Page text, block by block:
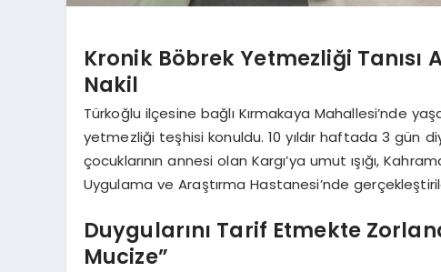
Kronik Böbrek Yetmezliği Tanısı
Nakil
Türkoğlu ilçesine bağlı Kırmakaya Mahallesi’nde
yetmezliği teşhisi konuldu. 10 yıldır haftada 3 gün
çocuklarının annesi olan Kargı’ya umut ışığı,
Uygulama ve Araştırma Hastanesi’nde
Duygularını Tarif Etmekte
Mucize”